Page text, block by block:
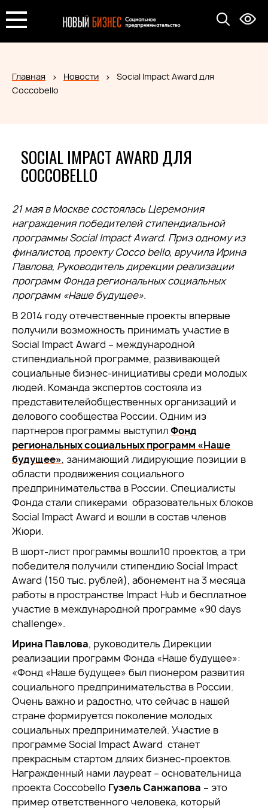
Главная Новости
Social Impact Award для
Coccobello
SOCIAL IMPACT AWARD ДЛЯ
COCCOBELLO
21 мая в Москве состоялась Церемония
награждения победителей стипендиальной
программы Social Impact Award. Приз одному из
финалистов, проекту Cocco bello, вручила Ирина
Павлова, Руководитель дирекции реализации
программ Фонда региональных социальных
программ «Наше будущее».
В 2014 году отечественные проекты впервые
получили возможность принимать участие в
Social Impact Award – международной
стипендиальной программе, развивающей
социальные бизнес-инициативы среди молодых
людей. Команда экспертов состояла из
представителейобщественных организаций и
делового сообщества России. Одним из
партнеров программы выступилФонд
региональных социальных программ «Наше
будущее», занимающий лидирующие позиции в
области продвижения социального
предпринимательства в России. Специалисты
Фонда стали спикерами образовательных блоков
Social Impact Award и вошли в состав членов
Жюри.
В шорт-лист программы вошли10 проектов, а три
победителя получили стипендию Social Impact
Award (150 тыс. рублей), абонемент на 3 месяца
работы в пространстве Impact Hub и бесплатное
участие в международной программе «90 days
challenge».
Ирина Павлова, руководитель Дирекции
реализации программ Фонда «Наше будущее»:
«Фонд «Наше будущее» был пионером развития
социального предпринимательства в России.
Очень важно и радостно, что сейчас в нашей
стране формируется поколение молодых
социальных предпринимателей. Участие в
программе Social Impact Award станет
прекрасным стартом дляих бизнес-проектов.
Награжденный нами лауреат – основательница
проекта Coccobello Гузель Санжапова – это
пример ответственного человека, который